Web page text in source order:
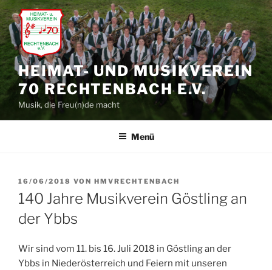
Zum
Inhalt
springen
HEIMAT- UND MUSIKVEREIN
70 RECHTENBACH E.V.
Musik, die Freu(n)de macht
Menü
VERÖFFENTLICHT
AM
16/06/2018 VON HMVRECHTENBACH
140 Jahre Musikverein Göstling an
der Ybbs
Wir sind vom 11. bis 16. Juli 2018 in Göstling an der
Ybbs in Niederösterreich und Feiern mit unseren